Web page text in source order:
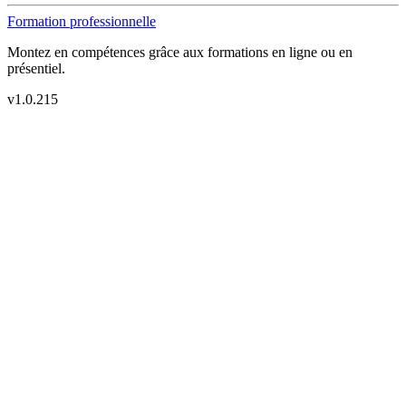
Formation professionnelle
Montez en compétences grâce aux formations en ligne ou en
présentiel.
v1.0.215